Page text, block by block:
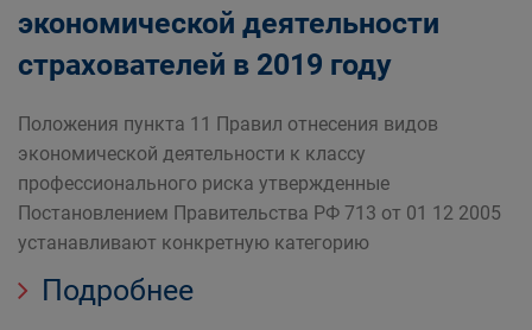
экономической деятельности
страхователей в 2019 году
Положения пункта 11 Правил отнесения видов
экономической деятельности к классу
профессионального риска утвержденные
Постановлением Правительства РФ 713 от 01 12 2005
устанавливают конкретную категорию
Подробнее